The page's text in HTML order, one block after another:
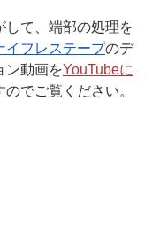
して、端部の処理を
イフレステープのデ
ン動画をYouTubeに
のでご覧ください。